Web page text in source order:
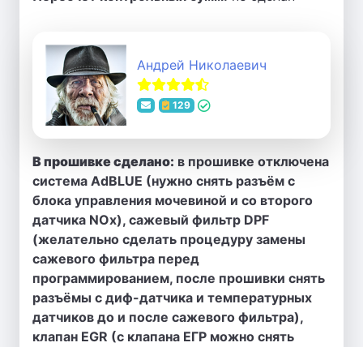
Андрей Николаевич
129
В прошивке сделано: в прошивке отключена
система AdBLUE (нужно снять разъём с
блока управления мочевиной и со второго
датчика NOx), сажевый фильтр DPF
(желательно сделать процедуру замены
сажевого фильтра перед
программированием, после прошивки снять
разъёмы с диф-датчика и температурных
датчиков до и после сажевого фильтра),
клапан EGR (с клапана ЕГР можно снять